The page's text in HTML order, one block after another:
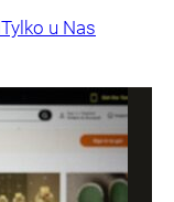
Tylko u Nas